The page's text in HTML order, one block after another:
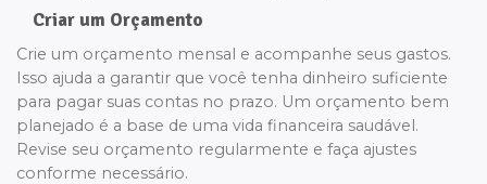
Criar um Orçamento
Crie um orçamento mensal e acompanhe seus gastos.
Isso ajuda a garantir que você tenha dinheiro suficiente
para pagar suas contas no prazo. Um orçamento bem
planejado é a base de uma vida financeira saudável.
Revise seu orçamento regularmente e faça ajustes
conforme necessário.